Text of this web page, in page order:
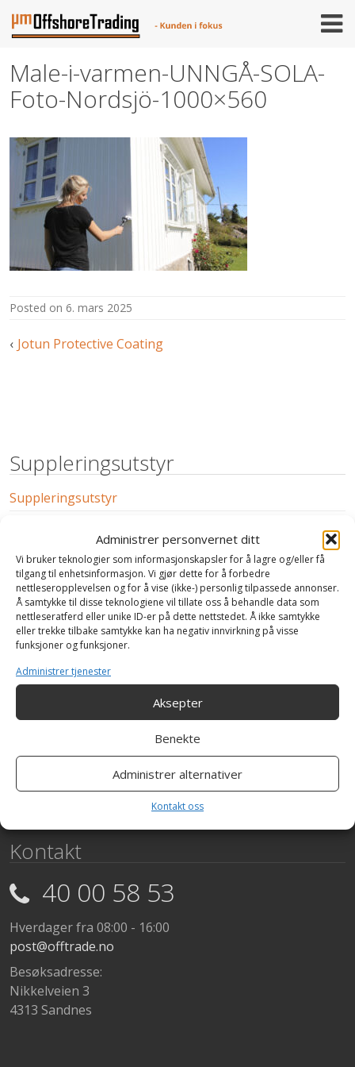
Administrer personvernet ditt
Vi bruker teknologier som informasjonskapsler for å lagre og/eller få
tilgang til enhetsinformasjon. Vi gjør dette for å forbedre
nettleseropplevelsen og for å vise (ikke-) personlig tilpassede annonser.
Å samtykke til disse teknologiene vil tillate oss å behandle data som
nettleseratferd eller unike ID-er på dette nettstedet. Å ikke samtykke
eller trekke tilbake samtykke kan ha negativ innvirkning på visse
funksjoner og funksjoner.
Administrer tjenester
Aksepter
Benekte
Administrer alternativer
Kontakt oss
Skip
to
content
Male-i-varmen-UNNGÅ-SOLA-
Foto-Nordsjö-1000×560
posted on 6. mars 2025
Innleggsnavigasjon
Jotun Protective Coating
Suppleringsutstyr
Suppleringsutstyr
Kontakt
40 00 58 53
Hverdager fra 08:00 - 16:00
post@offtrade.no
Send bestilling på mail.
Usikker på hva du trenger? Ta kontakt.
Kontakt
40 00 58 53
Hverdager fra 08:00 - 16:00
post@offtrade.no
Besøksadresse:
Nikkelveien 3
4313 Sandnes